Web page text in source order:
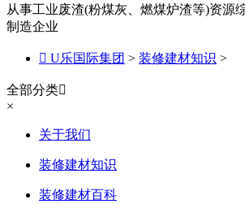
从事工业废渣(粉煤灰、燃煤炉渣等)资源
制造企业
 U乐国际集团 > 装修建材知识 >
全部分类
×
关于我们
装修建材知识
装修建材百科